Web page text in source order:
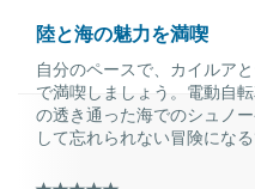
陸と海の魅力を満喫
自分のペースで、カイルア
で満喫しましょう。電動自
の透き通った海でのシュノ
して忘れられない冒険になる